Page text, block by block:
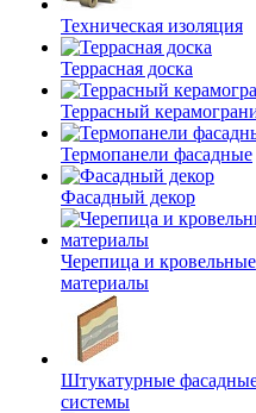
Техническая изоляция
Террасная доска
Террасный
Термопанели фасадные
Фасадный декор
Черепица и кровельные
материалы
Штукатурные
системы